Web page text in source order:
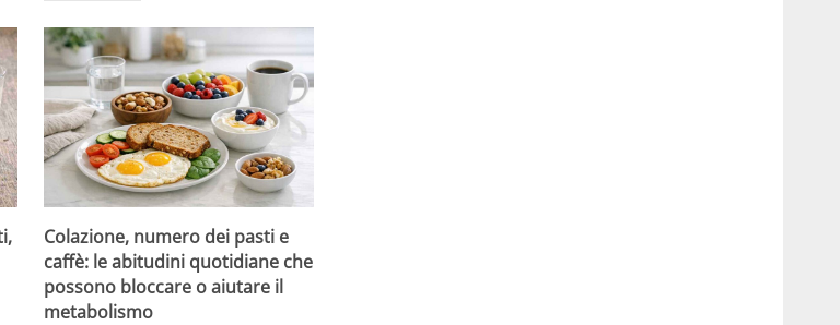
Colazione, numero dei pasti e
caffè: le abitudini quotidiane che
possono bloccare o aiutare il
metabolismo